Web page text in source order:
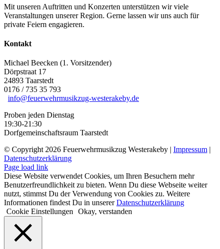
Mit unseren Auftritten und Konzerten unterstützen wir viele
Veranstaltungen unserer Region. Gerne lassen wir uns auch für
private Feiern engagieren.
Kontakt
Michael Beecken (1. Vorsitzender)
Dörpstraat 17
24893 Taarstedt
0176 / 735 35 793
info@feuerwehrmusikzug-westerakeby.de
Proben jeden Dienstag
19:30-21:30
Dorfgemeinschaftsraum Taarstedt
© Copyright 2026 Feuerwehrmusikzug Westerakeby | Impressum |
Datenschutzerklärung
Facebook
E-
Mail
Page load link
Diese Website verwendet Cookies, um Ihren Besuchern mehr
Benutzerfreundlichkeit zu bieten. Wenn Du diese Webseite weiter
nutzt, stimmst Du der Verwendung von Cookies zu. Weitere
Informationen findest Du in unsererDatenschutzerklärung
Cookie Einstellungen
Okay, verstanden